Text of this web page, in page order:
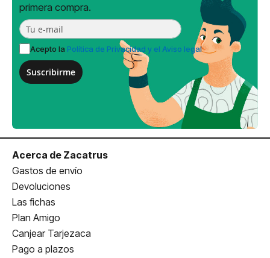
primera compra.
Acepto la Política de Privacidad y el Aviso legal
Suscribirme
Acerca de Zacatrus
Gastos de envío
Devoluciones
Las fichas
Plan Amigo
Canjear Tarjezaca
Pago a plazos